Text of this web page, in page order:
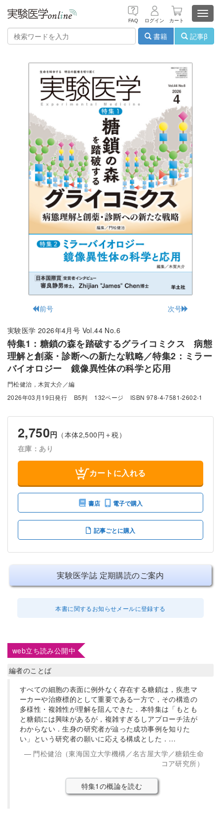
FAQ ログイン カート
書籍
記事β
前号 次号
実験医学 2026年4月号 Vol.44 No.6
特集1：糖鎖の森を踏破するグライコミクス 病態
理解と創薬・診断への新たな戦略／特集2：ミラー
バイオロジー 鏡像異性体の科学と応用
門松健治，木賀大介／編
2026年03月19日発行
B5判 132ページ ISBN 978-4-7581-2602-1
2,750円 （本体2,500円＋税）
在庫：あり
カートに入れる
書店 電子で購入
記事ごとに購入
実験医学誌 定期購読のご案内
本書に関するお知らせメールに登録する
web立ち読み公開中
編者のことば
すべての細胞の表面に例外なく存在する糖鎖は，疾患マ
ーカーや治療標的として重要である一方で，その構造の
多様性・複雑性が理解を阻んできた．本特集は「もとも
と糖鎖には興味があるが，複雑すぎるしアプローチ法が
わからない．生身の研究者が辿った成功事例を知りた
い」という研究者の願いに応える構成とした．…
門松健治（東海国立大学機構／名古屋大学／糖鎖生命
コア研究所）
特集1の概論を読む